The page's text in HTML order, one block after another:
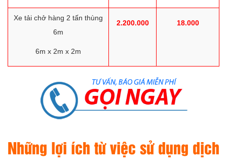
Xe tải chở hàng 2 tấn thùng
6m
6m x 2m x 2m
2.200.000 18.000
Những lợi ích từ việc sử dụng dịch